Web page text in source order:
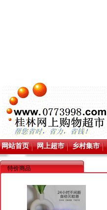
网站首页 网上超市 乡村集市
特价商品